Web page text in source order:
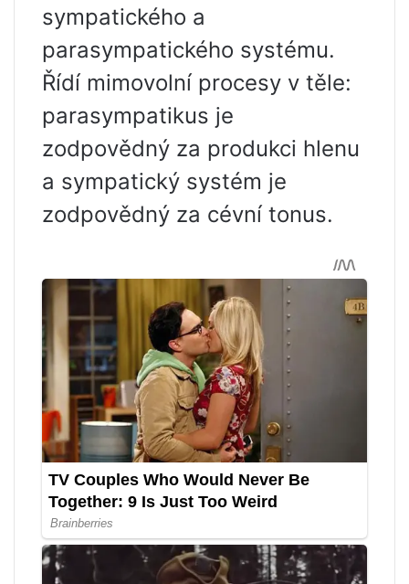
sympatického a
parasympatického systému.
Řídí mimovolní procesy v těle:
parasympatikus je
zodpovědný za produkci hlenu
a sympatický systém je
zodpovědný za cévní tonus.